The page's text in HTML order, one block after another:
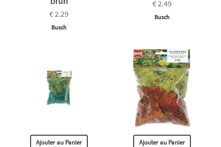
€ 2.29
Busch
€ 2.49
Busch
Ajouter au Panier Ajouter au Panier